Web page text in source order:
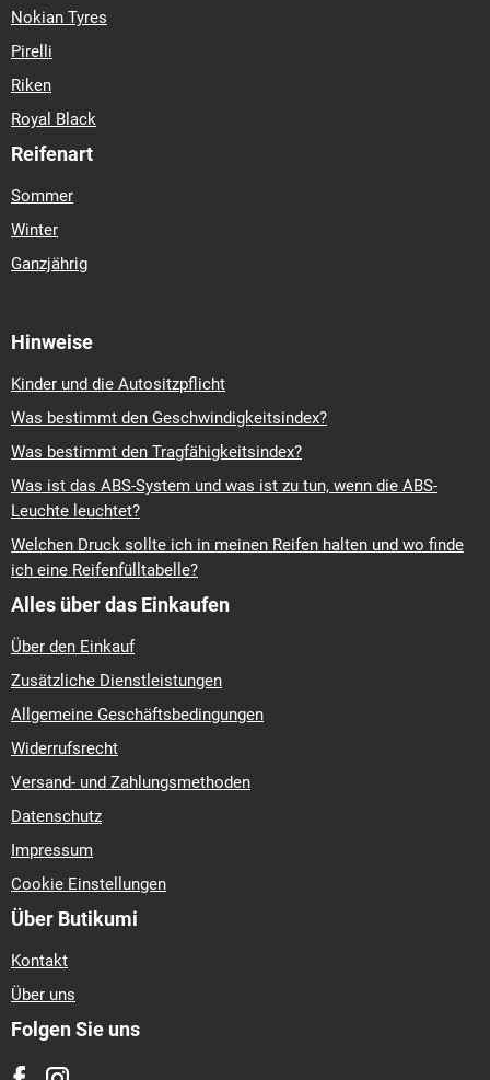
Nokian Tyres
Pirelli
Riken
Royal Black
Reifenart
Sommer
Winter
Ganzjährig
Hinweise
Kinder und die Autositzpflicht
Was bestimmt den Geschwindigkeitsindex?
Was bestimmt den Tragfähigkeitsindex?
Was ist das ABS-System und was ist zu tun, wenn die ABS-
Leuchte leuchtet?
Welchen Druck sollte ich in meinen Reifen halten und wo finde
ich eine Reifenfülltabelle?
Alles über das Einkaufen
Über den Einkauf
Zusätzliche Dienstleistungen
Allgemeine Geschäftsbedingungen
Widerrufsrecht
Versand- und Zahlungsmethoden
Datenschutz
Impressum
Cookie Einstellungen
Über Butikumi
Kontakt
Über uns
Folgen Sie uns